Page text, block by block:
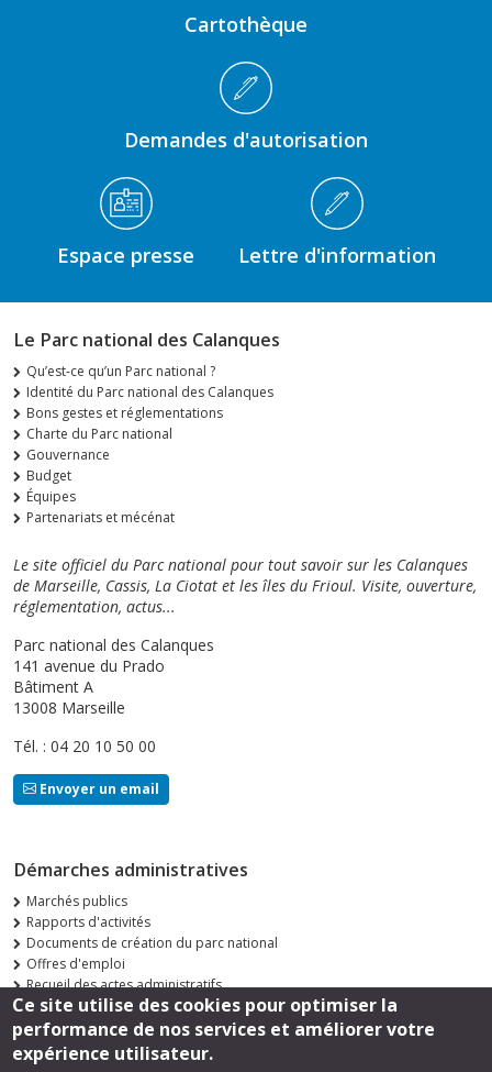
Cartothèque
Demandes d'autorisation
Espace presse Lettre d'information
Le Parc national des Calanques
Qu’est-ce qu’un Parc national ?
Identité du Parc national des Calanques
Bons gestes et réglementations
Charte du Parc national
Gouvernance
Budget
Équipes
Partenariats et mécénat
Le site officiel du Parc national pour tout savoir sur les Calanques
de Marseille, Cassis, La Ciotat et les îles du Frioul. Visite, ouverture,
réglementation, actus...
Parc national des Calanques
141 avenue du Prado
Bâtiment A
13008 Marseille
Tél. : 04 20 10 50 00
Envoyer un email
Démarches administratives
Marchés publics
Rapports d'activités
Documents de création du parc national
Offres d'emploi
Recueil des actes administratifs
Consultations publiques
Suivez-nous
Ce site utilise des cookies pour optimiser la
performance de nos services et améliorer votre
expérience utilisateur.